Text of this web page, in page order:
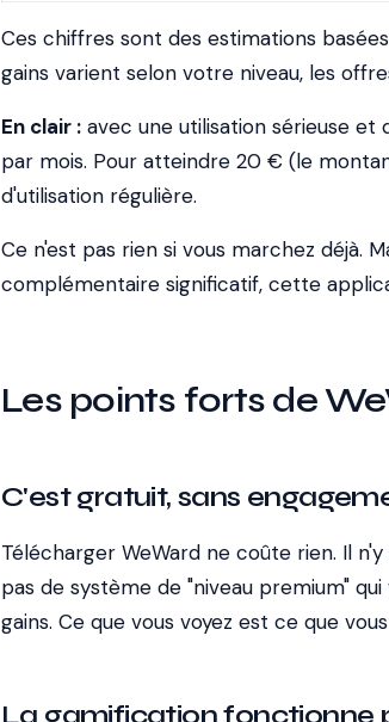
Ces chiffres sont des estimations
gains varient selon votre niveau, les
En clair : avec une utilisation sérieuse
par mois. Pour atteindre 20 € (le
d'utilisation régulière.
Ce n'est pas rien si vous marchez déjà.
complémentaire significatif, cette
Les points forts de
C'est gratuit, sans
Télécharger WeWard ne coûte rien. Il
pas de système de "niveau premium"
gains. Ce que vous voyez est ce que